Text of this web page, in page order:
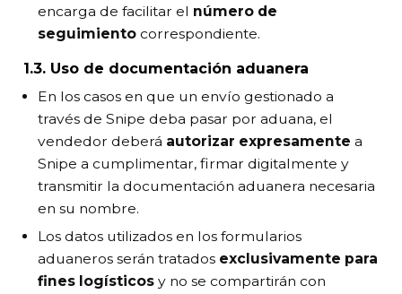
encarga de facilitar el número de
seguimiento correspondiente.
1.3. Uso de documentación aduanera
En los casos en que un envío gestionado a
través de Snipe deba pasar por aduana, el
vendedor deberá autorizar expresamente a
Snipe a cumplimentar, firmar digitalmente y
transmitir la documentación aduanera necesaria
en su nombre.
Los datos utilizados en los formularios
aduaneros serán tratados exclusivamente para
fines logísticos y no se compartirán con